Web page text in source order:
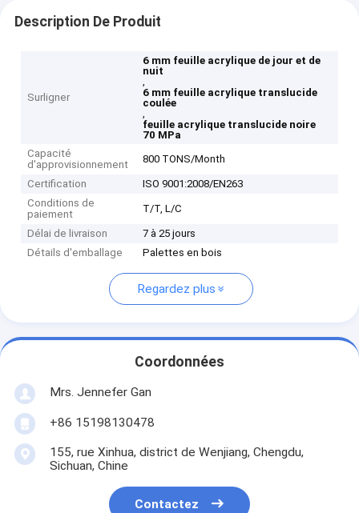
Description De Produit
Surligner
6 mm feuille acrylique de jour et de
nuit
,
6 mm feuille acrylique translucide
coulée
,
feuille acrylique translucide noire
70 MPa
Capacité
d'approvisionnement
800 TONS/Month
Certification
ISO 9001:2008/EN263
Conditions de
paiement
T/T, L/C
Délai de livraison
7 à 25 jours
Détails d'emballage
Palettes en bois
Regardez plus
Coordonnées
Mrs. Jennefer Gan
+86 15198130478
155, rue Xinhua, district de Wenjiang, Chengdu,
Sichuan, Chine
Contactez